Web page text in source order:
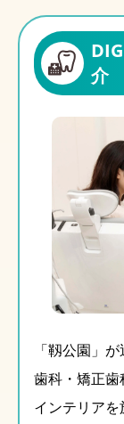
介
「靱公園」
歯科・矯正
インテリア